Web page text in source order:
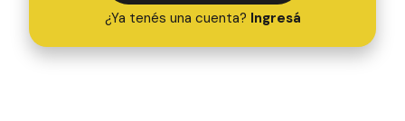
¿Ya tenés una cuenta? Ingresá